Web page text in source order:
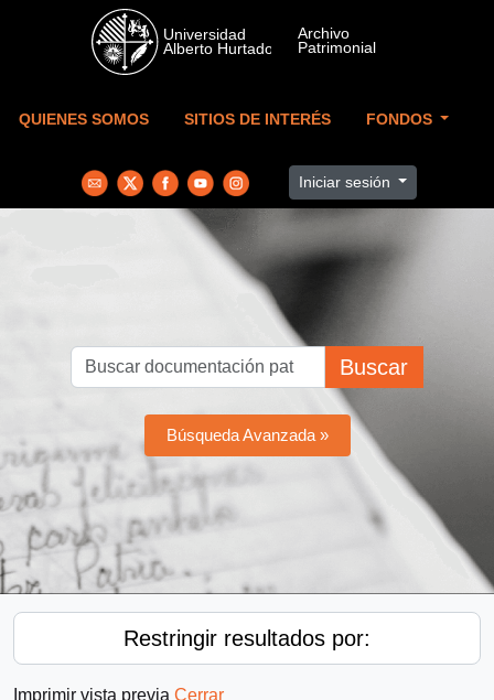
Skip to main content
QUIENES SOMOS SITIOS DE INTERÉS FONDOS
Iniciar sesión
Buscar
Búsqueda Avanzada »
Restringir resultados por:
Imprimir vista previa Cerrar